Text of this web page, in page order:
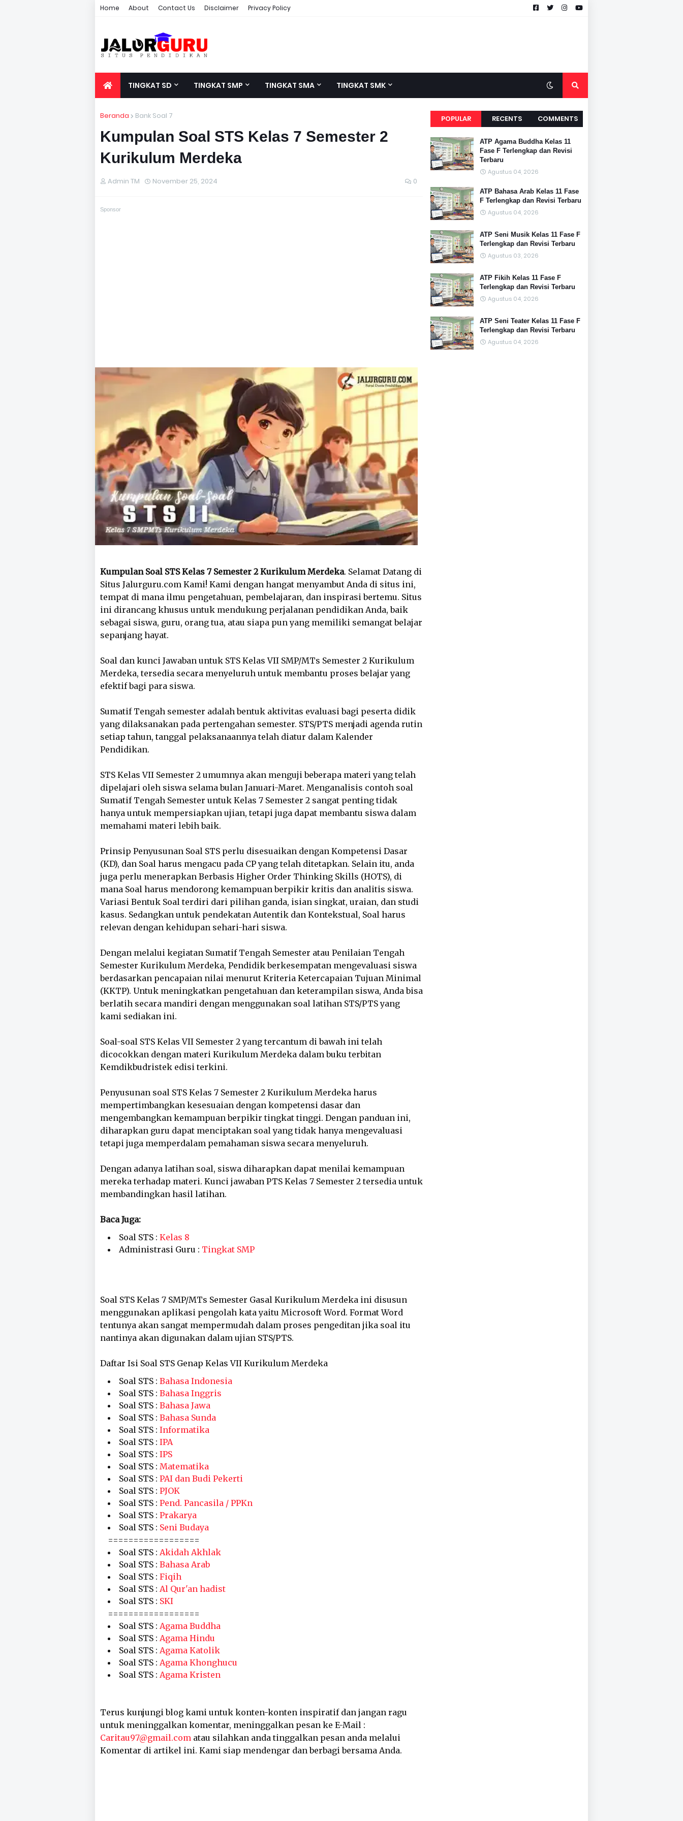
Home About Contact Us Disclaimer Privacy Policy
TINGKAT SD TINGKAT SMP TINGKAT SMA TINGKAT SMK
Beranda Bank Soal 7
Kumpulan Soal STS Kelas 7 Semester 2
Kurikulum Merdeka
Admin TM November 25, 2024 0
Sponsor
Kumpulan Soal STS Kelas 7 Semester 2 Kurikulum Merdeka. Selamat Datang di
Situs Jalurguru.com Kami! Kami dengan hangat menyambut Anda di situs ini,
tempat di mana ilmu pengetahuan, pembelajaran, dan inspirasi bertemu. Situs
ini dirancang khusus untuk mendukung perjalanan pendidikan Anda, baik
sebagai siswa, guru, orang tua, atau siapa pun yang memiliki semangat belajar
sepanjang hayat.
Soal dan kunci Jawaban untuk STS Kelas VII SMP/MTs Semester 2 Kurikulum
Merdeka, tersedia secara menyeluruh untuk membantu proses belajar yang
efektif bagi para siswa.
Sumatif Tengah semester adalah bentuk aktivitas evaluasi bagi peserta didik
yang dilaksanakan pada pertengahan semester. STS/PTS menjadi agenda rutin
setiap tahun, tanggal pelaksanaannya telah diatur dalam Kalender
Pendidikan.
STS Kelas VII Semester 2 umumnya akan menguji beberapa materi yang telah
dipelajari oleh siswa selama bulan Januari-Maret. Menganalisis contoh soal
Sumatif Tengah Semester untuk Kelas 7 Semester 2 sangat penting tidak
hanya untuk mempersiapkan ujian, tetapi juga dapat membantu siswa dalam
memahami materi lebih baik.
Prinsip Penyusunan Soal STS perlu disesuaikan dengan Kompetensi Dasar
(KD), dan Soal harus mengacu pada CP yang telah ditetapkan. Selain itu, anda
juga perlu menerapkan Berbasis Higher Order Thinking Skills (HOTS), di
mana Soal harus mendorong kemampuan berpikir kritis dan analitis siswa.
Variasi Bentuk Soal terdiri dari pilihan ganda, isian singkat, uraian, dan studi
kasus. Sedangkan untuk pendekatan Autentik dan Kontekstual, Soal harus
relevan dengan kehidupan sehari-hari siswa.
Dengan melalui kegiatan Sumatif Tengah Semester atau Penilaian Tengah
Semester Kurikulum Merdeka, Pendidik berkesempatan mengevaluasi siswa
berdasarkan pencapaian nilai menurut Kriteria Ketercapaian Tujuan Minimal
(KKTP). Untuk meningkatkan pengetahuan dan keterampilan siswa, Anda bisa
berlatih secara mandiri dengan menggunakan soal latihan STS/PTS yang
kami sediakan ini.
Soal-soal STS Kelas VII Semester 2 yang tercantum di bawah ini telah
dicocokkan dengan materi Kurikulum Merdeka dalam buku terbitan
Kemdikbudristek edisi terkini.
Penyusunan soal STS Kelas 7 Semester 2 Kurikulum Merdeka harus
mempertimbangkan kesesuaian dengan kompetensi dasar dan
mengembangkan kemampuan berpikir tingkat tinggi. Dengan panduan ini,
diharapkan guru dapat menciptakan soal yang tidak hanya mengevaluasi
tetapi juga memperdalam pemahaman siswa secara menyeluruh.
Dengan adanya latihan soal, siswa diharapkan dapat menilai kemampuan
mereka terhadap materi. Kunci jawaban PTS Kelas 7 Semester 2 tersedia untuk
membandingkan hasil latihan.
Baca Juga:
Soal STS : Kelas 8
Administrasi Guru : Tingkat SMP
Soal STS Kelas 7 SMP/MTs Semester Gasal Kurikulum Merdeka ini disusun
menggunakan aplikasi pengolah kata yaitu Microsoft Word. Format Word
tentunya akan sangat mempermudah dalam proses pengeditan jika soal itu
nantinya akan digunakan dalam ujian STS/PTS.
Daftar Isi Soal STS Genap Kelas VII Kurikulum Merdeka
Soal STS : Bahasa Indonesia
Soal STS : Bahasa Inggris
Soal STS : Bahasa Jawa
Soal STS : Bahasa Sunda
Soal STS : Informatika
Soal STS : IPA
Soal STS : IPS
Soal STS : Matematika
Soal STS : PAI dan Budi Pekerti
Soal STS : PJOK
Soal STS : Pend. Pancasila / PPKn
Soal STS : Prakarya
Soal STS : Seni Budaya
==================
Soal STS : Akidah Akhlak
Soal STS : Bahasa Arab
Soal STS : Fiqih
Soal STS : Al Qur'an hadist
Soal STS : SKI
==================
Soal STS : Agama Buddha
Soal STS : Agama Hindu
Soal STS : Agama Katolik
Soal STS : Agama Khonghucu
Soal STS : Agama Kristen
Terus kunjungi blog kami untuk konten-konten inspiratif dan jangan ragu
untuk meninggalkan komentar, meninggalkan pesan ke E-Mail :
Caritau97@gmail.com atau silahkan anda tinggalkan pesan anda melalui
Komentar di artikel ini. Kami siap mendengar dan berbagi bersama Anda.
POPULAR RECENTS COMMENTS
ATP Agama Buddha Kelas 11
Fase F Terlengkap dan Revisi
Terbaru
Agustus 04, 2026
ATP Bahasa Arab Kelas 11 Fase
F Terlengkap dan Revisi Terbaru
Agustus 04, 2026
ATP Seni Musik Kelas 11 Fase F
Terlengkap dan Revisi Terbaru
Agustus 03, 2026
ATP Fikih Kelas 11 Fase F
Terlengkap dan Revisi Terbaru
Agustus 04, 2026
ATP Seni Teater Kelas 11 Fase F
Terlengkap dan Revisi Terbaru
Agustus 04, 2026